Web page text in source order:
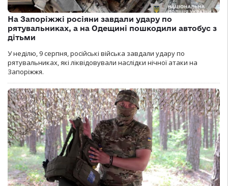
На Запоріжжі росіяни завдали удару по
рятувальниках, а на Одещині пошкодили автобус з
дітьми
У неділю, 9 серпня, російські війська завдали удару по
рятувальниках, які ліквідовували наслідки нічної атаки на
Запоріжжя.